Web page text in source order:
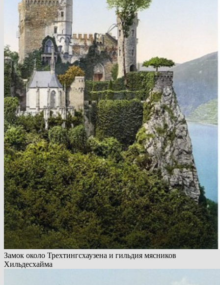
Замок около Трехтингсхаузена и гильдия мясников
Хильдесхайма